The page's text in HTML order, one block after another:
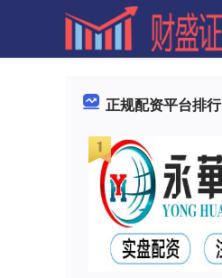
正规配资平台排行